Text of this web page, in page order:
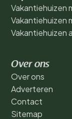
Vakantiehuizen
Vakantiehuizen
Vakantiehuizen
Over ons
Over ons
Adverteren
Contact
Sitemap